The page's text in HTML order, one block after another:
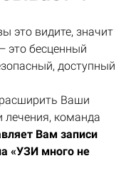
это видите, значит
это бесценный
доступный
Ваши
лечения, команда
Вам записи
«УЗИ много не